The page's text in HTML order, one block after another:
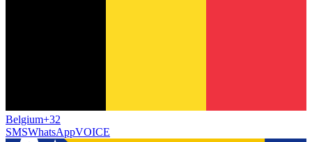
Belgium+32
SMSWhatsAppVOICE